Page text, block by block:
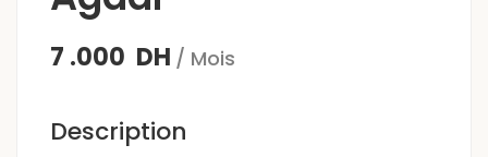
7 .000 DH / Mois
Description